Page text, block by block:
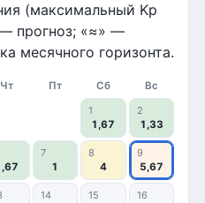
(максимальный Kp
прогноз; «≈» —
месячного горизонта.
Чт Пт Сб
Вс
1
1,67
2
1,33
7
1
8
4
9
5,67
14 15 16